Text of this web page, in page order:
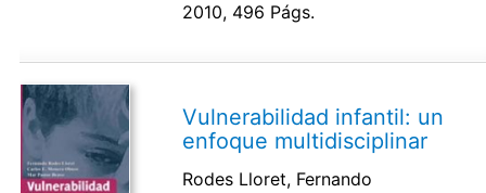
2010, 496 Págs.
Vulnerabilidad infantil: un
enfoque multidisciplinar
Rodes Lloret, Fernando